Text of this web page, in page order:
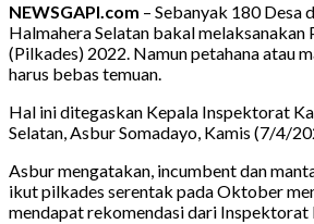
NEWSGAPI.com – Sebanyak 180 Desa
Halmahera Selatan bakal melaksanakan
(Pilkades) 2022. Namun petahana atau
harus bebas temuan.
Hal ini ditegaskan Kepala Inspektorat
Selatan, Asbur Somadayo, Kamis (7/4/
Asbur mengatakan, incumbent dan
ikut pilkades serentak pada Oktober
mendapat rekomendasi dari Inspektorat